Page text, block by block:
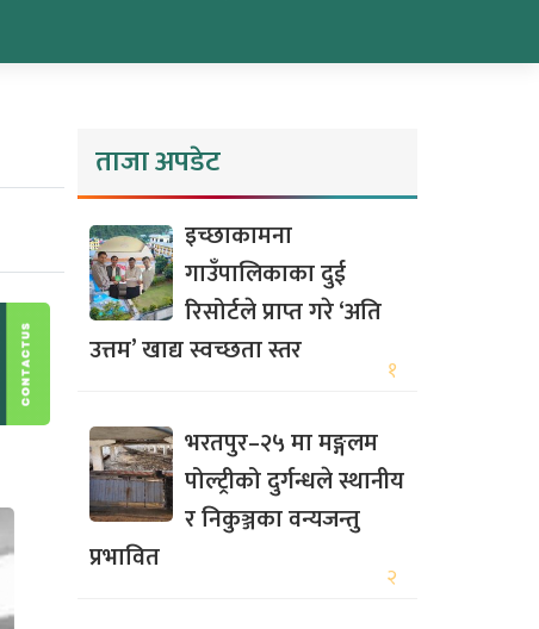
ताजा अपडेट
इच्छाकामना
गाउँपालिकाका दुई
रिसोर्टले प्राप्त गरे ‘अति
उत्तम’ खाद्य स्वच्छता स्तर
१
भरतपुर–२५ मा मङ्गलम
पोल्ट्रीको दुर्गन्धले स्थानीय
र निकुञ्जका वन्यजन्तु
प्रभावित
२